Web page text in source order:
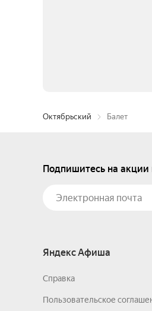
Октябрьский Балет
Подпишитесь на акции
Яндекс Афиша
Справка
Пользовательское